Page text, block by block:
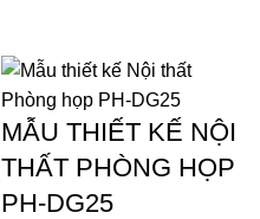
MẪU THIẾT KẾ NỘI
THẤT PHÒNG HỌP
PH-DG25